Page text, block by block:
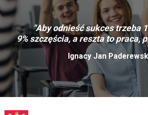
"Aby odnieść sukces trzeba
9% szczęścia, a reszta to praca,
Ignacy Jan